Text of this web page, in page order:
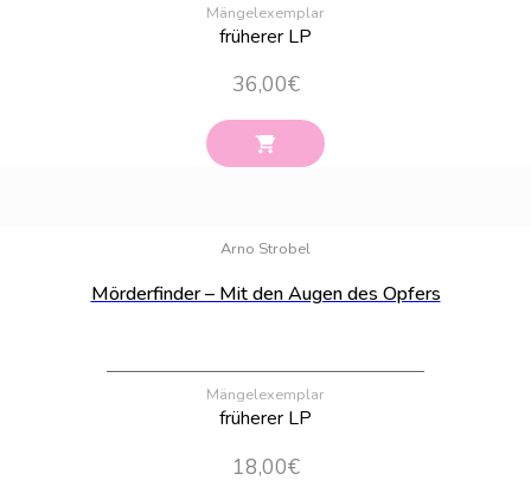
Mängelexemplar
früherer LP
36,00€
Arno Strobel
Mörderfinder – Mit den Augen des Opfers
Mängelexemplar
früherer LP
18,00€